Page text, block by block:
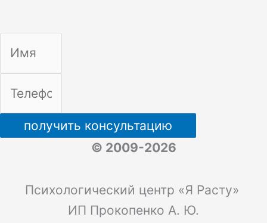
получить консультацию
© 2009-2026
Психологический центр «Я Расту»
ИП Прокопенко А. Ю.